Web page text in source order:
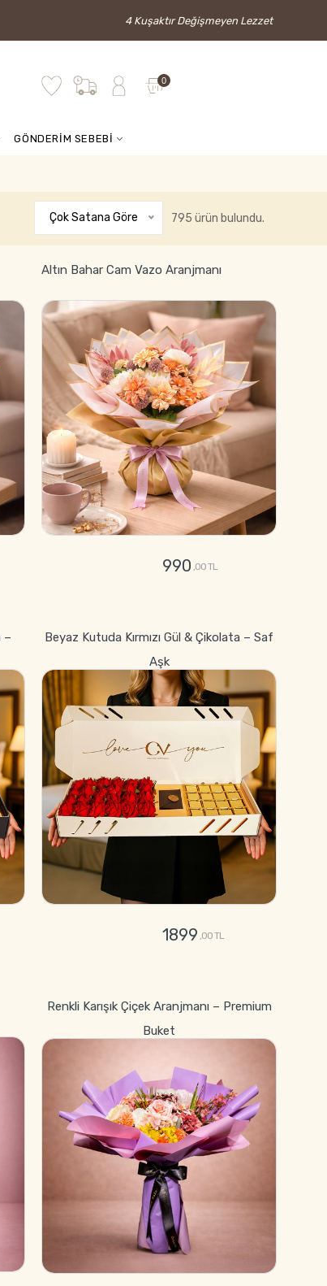
4 Kuşaktır Değişmeyen Lezzet
0
GÖNDERİM SEBEBİ
Çok Satana Göre 795 ürün bulundu.
Altın Bahar Cam Vazo Aranjmanı
990 ,00 TL
–
Beyaz Kutuda Kırmızı Gül & Çikolata – Saf
Aşk
1899 ,00 TL
Renkli Karışık Çiçek Aranjmanı – Premium
Buket